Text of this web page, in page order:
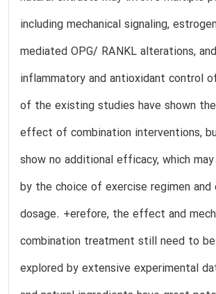
including mechanical signaling,
mediated OPG/ RANKL alterations,
inflammatory and antioxidant control
of the existing studies have shown
effect of combination interventions,
show no additional efficacy, which
by the choice of exercise regimen
dosage. +erefore, the effect and
combination treatment still need to
explored by extensive experimental